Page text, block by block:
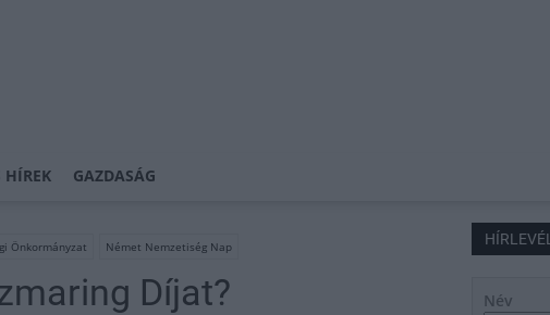
HÍREK GAZDASÁG
Önkormányzat Német Nemzetiség Nap
Díjat?
HÍRLEVÉL
Név